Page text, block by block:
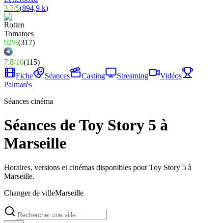
3.7/5(894,9 k)
92%(317)
7.8/10(115)
Fiche
Séances Casting Streaming
Vidéos
Palmarès
Séances cinéma
Séances de Toy Story 5 à
Marseille
Horaires, versions et cinémas disponibles pour Toy Story 5 à
Marseille.
Changer de villeMarseille